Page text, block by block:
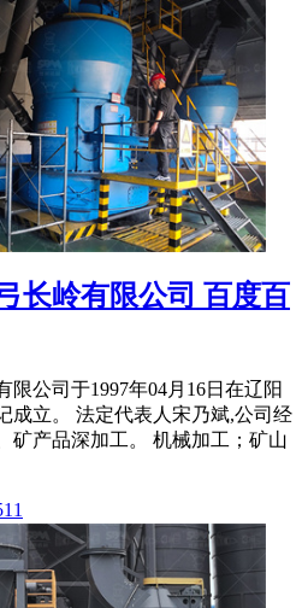
长岭有限公司 百度百
限公司于1997年04月16日在辽阳
成立。 法定代表人宋乃斌,公司经
矿产品深加工。 机械加工；矿山